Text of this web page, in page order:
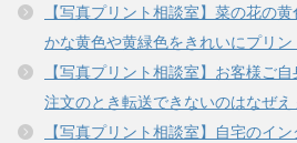
【写真プリント相談室】菜の花の
かな黄色や黄緑色をきれいにプリン
【写真プリント相談室】お客様ご
注文のとき転送できないのはなぜえ
【写真プリント相談室】自宅のイ